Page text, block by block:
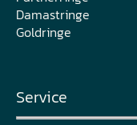
Damastringe
Goldringe
Service